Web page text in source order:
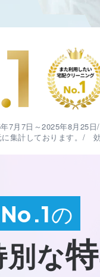
月7日～2025年8月25
計しております。/ 効
No.1の
別な